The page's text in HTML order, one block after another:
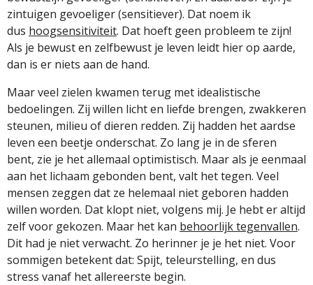
zintuigen gevoeliger (sensitiever). Dat noem ik
dus hoogsensitiviteit. Dat hoeft geen probleem te zijn!
Als je bewust en zelfbewust je leven leidt hier op aarde,
dan is er niets aan de hand.
Maar veel zielen kwamen terug met idealistische
bedoelingen. Zij willen licht en liefde brengen, zwakkeren
steunen, milieu of dieren redden. Zij hadden het aardse
leven een beetje onderschat. Zo lang je in de sferen
bent, zie je het allemaal optimistisch. Maar als je eenmaal
aan het lichaam gebonden bent, valt het tegen. Veel
mensen zeggen dat ze helemaal niet geboren hadden
willen worden. Dat klopt niet, volgens mij. Je hebt er altijd
zelf voor gekozen. Maar het kan behoorlijk tegenvallen.
Dit had je niet verwacht. Zo herinner je je het niet. Voor
sommigen betekent dat: Spijt, teleurstelling, en dus
stress vanaf het allereerste begin.